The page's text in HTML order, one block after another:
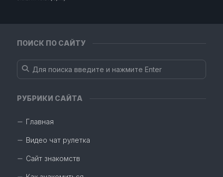
ПОИСК ПО САЙТУ
РУБРИКИ САЙТА
Главная
Видео чат рулетка
Сайт знакомств